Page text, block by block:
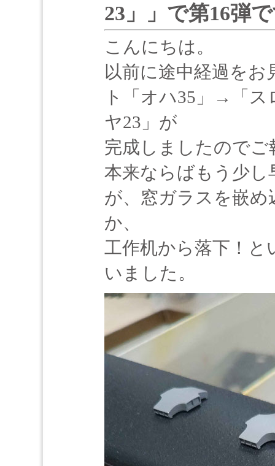
23」」で第16弾
こんにちは。
以前に途中経過を
ト「オハ35」→「
ヤ23」が
完成しましたのでご
本来ならばもう少
が、窓ガラスを嵌
か、
工作机から落下！と
いました。